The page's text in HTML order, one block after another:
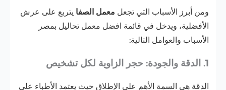
ومن أبرز الأسباب التي تجعل معمل الصفا يتربع على عرش
الأفضلية، ويدخل في قائمة افضل معمل تحاليل بمصر
الأسباب والعوامل التالية:
1. الدقة والجودة: حجر الزاوية لكل تشخيص
الدقة هي السمة الأهم على الإطلاق حيث يعتمد الأطباء على